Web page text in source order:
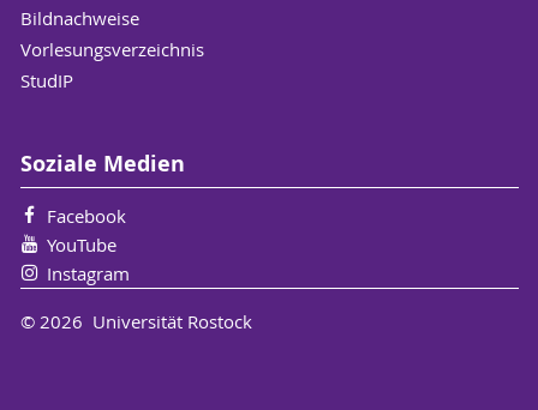
Bildnachweise
Vorlesungsverzeichnis
StudIP
Soziale Medien
Facebook
YouTube
Instagram
© 2026 Universität Rostock